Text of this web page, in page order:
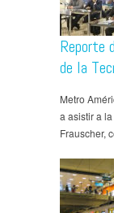
Reporte
de la
Metro
a asistir a
Frauscher,